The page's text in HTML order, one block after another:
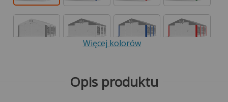
Więcej kolorów
Opis produktu